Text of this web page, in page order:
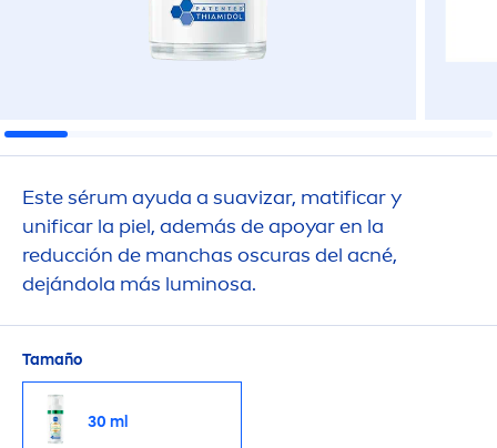
Este sérum ayuda a suavizar, matificar y
unificar la piel, además de apoyar en la
reducción de manchas oscuras del acné,
dejándola más luminosa.
Tamaño
30 ml